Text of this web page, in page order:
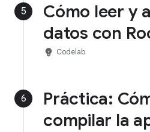
5
Cómo leer y
datos con
emoji_objects Codelab
6
Práctica:
compilar la